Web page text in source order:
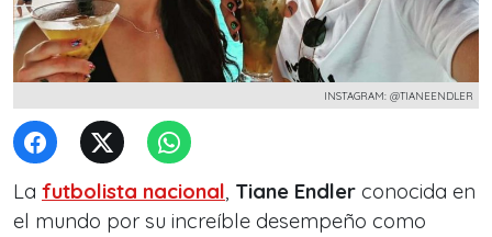
INSTAGRAM: @TIANEENDLER
La futbolista nacional, Tiane Endler conocida en
el mundo por su increíble desempeño como